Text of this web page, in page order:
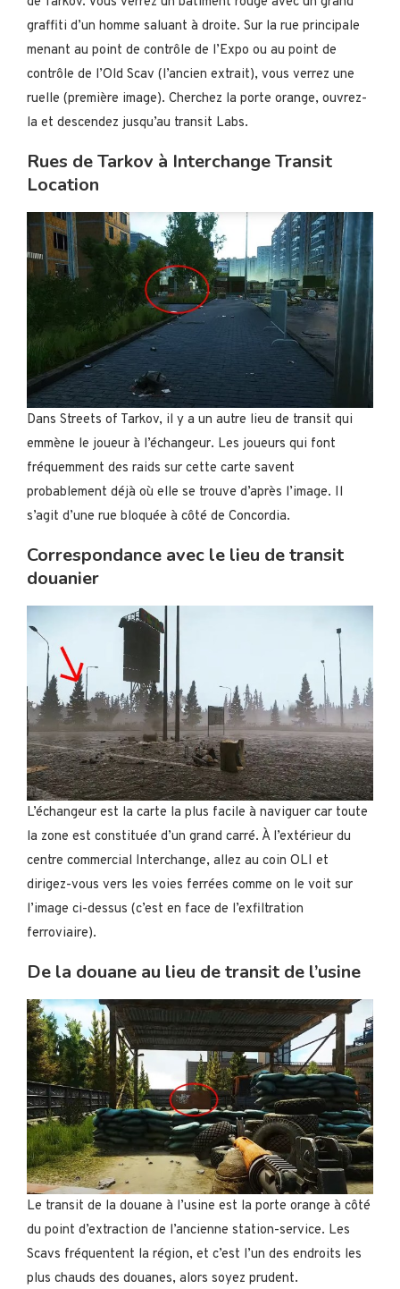
graffiti d’un homme saluant à droite. Sur la rue principale
menant au point de contrôle de l’Expo ou au point de
contrôle de l’Old Scav (l’ancien extrait), vous verrez une
ruelle (première image). Cherchez la porte orange, ouvrez-
la et descendez jusqu’au transit Labs.
Rues de Tarkov à Interchange Transit
Location
Dans Streets of Tarkov, il y a un autre lieu de transit qui
emmène le joueur à l’échangeur. Les joueurs qui font
fréquemment des raids sur cette carte savent
probablement déjà où elle se trouve d’après l’image. Il
s’agit d’une rue bloquée à côté de Concordia.
Correspondance avec le lieu de transit
douanier
L’échangeur est la carte la plus facile à naviguer car toute
la zone est constituée d’un grand carré. À l’extérieur du
centre commercial Interchange, allez au coin OLI et
dirigez-vous vers les voies ferrées comme on le voit sur
l’image ci-dessus (c’est en face de l’exfiltration
ferroviaire).
De la douane au lieu de transit de l’usine
Le transit de la douane à l’usine est la porte orange à côté
du point d’extraction de l’ancienne station-service. Les
Scavs fréquentent la région, et c’est l’un des endroits les
plus chauds des douanes, alors soyez prudent.